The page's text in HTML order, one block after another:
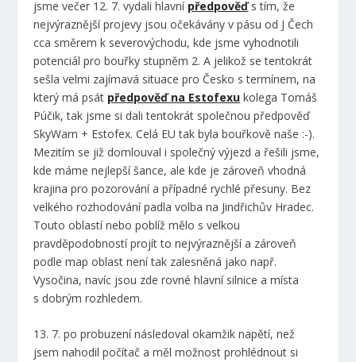
jsme večer 12. 7. vydali hlavní předpověďs tím, že
nejvýraznější projevy jsou očekávány v pásu od J Čech
cca směrem k severovýchodu, kde jsme vyhodnotili
potenciál pro bouřky stupněm 2. A jelikož se tentokrát
sešla velmi zajímavá situace pro Česko s termínem, na
který má psát předpověď na Estofexu kolega Tomáš
Púčik, tak jsme si dali tentokrát společnou předpověď
SkyWarn + Estofex. Celá EU tak byla bouřkově naše :-).
Mezitím se již domlouval i společný výjezd a řešili jsme,
kde máme nejlepší šance, ale kde je zároveň vhodná
krajina pro pozorování a případné rychlé přesuny. Bez
velkého rozhodování padla volba na Jindřichův Hradec.
Touto oblastí nebo poblíž mělo s velkou
pravděpodobností projít to nejvýraznější a zároveň
podle map oblast není tak zalesněná jako např.
Vysočina, navíc jsou zde rovné hlavní silnice a místa
s dobrým rozhledem.
13. 7. po probuzení následoval okamžik napětí, než
jsem nahodil počítač a měl možnost prohlédnout si